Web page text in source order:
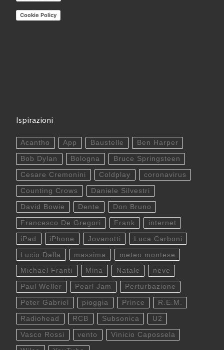
Cookie Policy
Ispirazioni
Acantho App Baustelle Ben Harper
Bob Dylan Bologna Bruce Springsteen
Cesare Cremonini Coldplay coronavirus
Counting Crows Daniele Silvestri
David Bowie Dente Don Bruno
Francesco De Gregori Frank internet
iPad iPhone Jovanotti Luca Carboni
Lucio Dalla massima meteo montese
Michael Franti Mina Natale neve
Paul Weller Pearl Jam Perturbazione
Peter Gabriel pioggia Prince R.E.M.
Radiohead RCB Subsonica U2
Vasco Rossi vento Vinicio Capossela